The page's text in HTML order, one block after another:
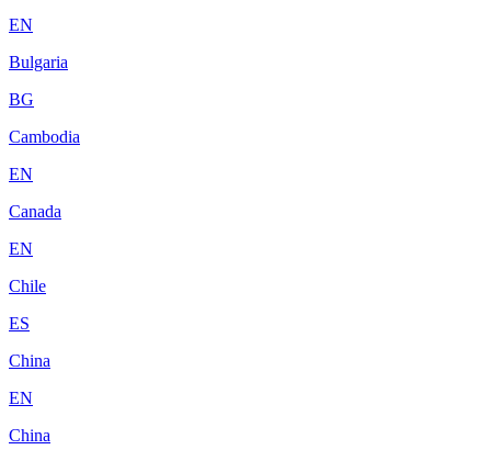
EN
Bulgaria
BG
Cambodia
EN
Canada
EN
Chile
ES
China
EN
China